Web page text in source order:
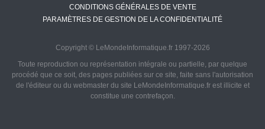
CONDITIONS GÉNÉRALES DE VENTE
PARAMÈTRES DE GESTION DE LA CONFIDENTIALITÉ
Copyright © LeMondeInformatique.fr 1997-2026
Toute reproduction ou représentation intégrale ou partielle, par quelque
procédé que ce soit, des pages publiées sur ce site, faite sans l'autorisation
de l'éditeur ou du webmaster du site LeMondeInformatique.fr est illicite et
constitue une contrefaçon.